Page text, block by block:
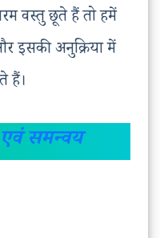
वस्तु छूते हैं तो हमें
इसकी अनुक्रिया में
हैं।
समन्वय